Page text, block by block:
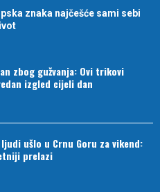
znaka najčešće sami sebi
zbog gužvanja: Ovi trikovi
izgled cijeli dan
ušlo u Crnu Goru za vikend:
prelazi